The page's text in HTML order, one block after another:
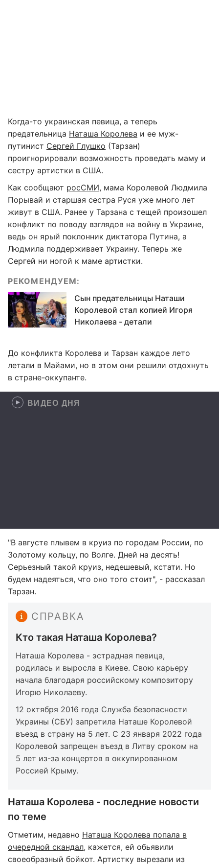
Когда-то украинская певица, а теперь
предательница Наташа Королева и ее муж-
путинист Сергей Глушко (Тарзан)
проигнорировали возможность проведать маму и
сестру артистки в США.
Как сообщают росСМИ, мама Королевой Людмила
Порывай и старшая сестра Руся уже много лет
живут в США. Ранее у Тарзана с тещей произошел
конфликт по поводу взглядов на войну в Украине,
ведь он ярый поклонник диктатора Путина, а
Людмила поддерживает Украину. Теперь же
Сергей ни ногой к маме артистки.
РЕКОМЕНДУЕМ:
Сын предательницы Наташи
Королевой стал копией Игоря
Николаева - детали
До конфликта Королева и Тарзан каждое лето
летали в Майами, но в этом они решили отдохнуть
в стране-оккупанте.
ВИДЕО ДНЯ
"В августе плывем в круиз по городам России, по
Золотому кольцу, по Волге. Дней на десять!
Серьезный такой круиз, недешевый, кстати. Но
будем надеяться, что оно того стоит", - рассказал
Тарзан.
СПРАВКА
Кто такая Наташа Королева?
Наташа Королева - эстрадная певица,
родилась и выросла в Киеве. Свою карьеру
начала благодаря российскому композитору
Игорю Николаеву.
12 октября 2016 года Служба безопасности
Украины (СБУ) запретила Наташе Королевой
въезд в страну на 5 лет. С 23 января 2022 года
Королевой запрещен въезд в Литву сроком на
5 лет из-за концертов в оккупированном
Россией Крыму.
Наташа Королева - последние новости
по теме
Отметим, недавно Наташа Королева попала в
очередной скандал, кажется, ей обьявили
своеобразный бойкот. Артистку вырезали из